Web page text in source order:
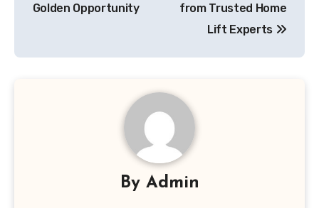
Golden Opportunity
from Trusted Home
Lift Experts
By Admin